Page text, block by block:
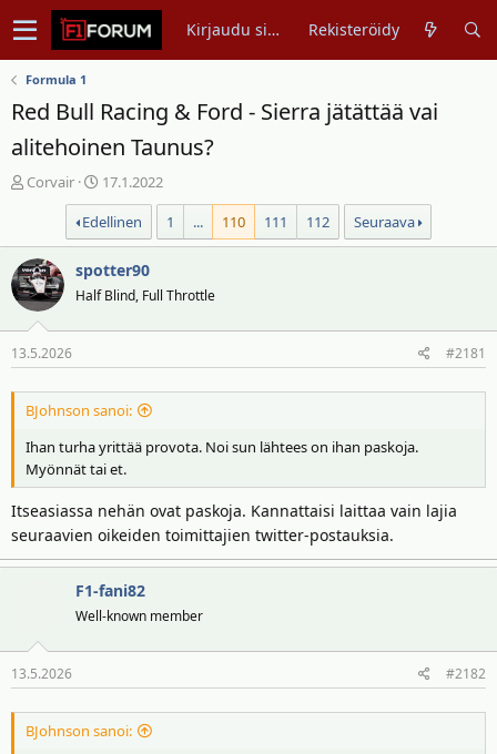
Kirjaudu sisään Rekisteröidy
Formula 1
Red Bull Racing & Ford - Sierra jätättää vai
alitehoinen Taunus?
V
s
t
i
k
e
t
u
n
a
l
o
i
t
t
Corvair
A
l
o
i
t
u
p
m
ä
ä
r
ä
17.1.2022
Edellinen
1 ... 110 111 112 Seuraava
spotter90
Half Blind, Full Throttle
13.5.2026 #2181
BJohnson sanoi:
Ihan turha yrittää provota. Noi sun lähtees on ihan paskoja.
Myönnät tai et.
Itseasiassa nehän ovat paskoja. Kannattaisi laittaa vain lajia
seuraavien oikeiden toimittajien twitter-postauksia.
F1-fani82
Well-known member
13.5.2026 #2182
BJohnson sanoi: